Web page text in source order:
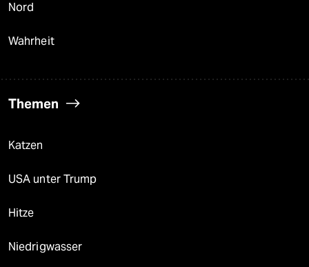
Nord
Wahrheit
Themen
Katzen
USA unter Trump
Hitze
Niedrigwasser